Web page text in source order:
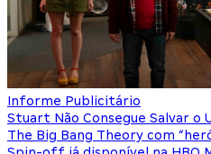
Informe Publicitário
Stuart Não Consegue Salvar o
The Big Bang Theory com